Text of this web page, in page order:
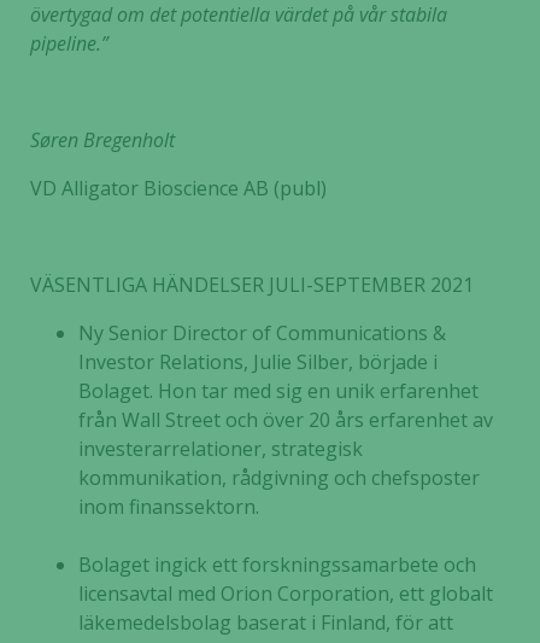
övertygad om det potentiella värdet på vår stabila
pipeline.”
Søren Bregenholt
VD Alligator Bioscience AB (publ)
VÄSENTLIGA HÄNDELSER JULI-SEPTEMBER 2021
Ny Senior Director of Communications &
Investor Relations, Julie Silber, började i
Bolaget. Hon tar med sig en unik erfarenhet
från Wall Street och över 20 års erfarenhet av
investerarrelationer, strategisk
kommunikation, rådgivning och chefsposter
inom finanssektorn.
Bolaget ingick ett forskningssamarbete och
licensavtal med Orion Corporation, ett globalt
läkemedelsbolag baserat i Finland, för att